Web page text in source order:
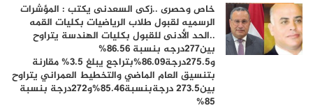
خاص وحصرى ..زكى السعدنى يكتب : المؤشرات
الرسميه لقبول طلاب الرياضيات بكليات القمه
..الحد الأدنى للقبول بكليات الهندسة يتراوح
بين277درجه بنسبة 86.56%
و275.5درجة86.09%بتراجع يبلغ 3.5% مقارنة
بتنسيق العام الماضي والتخطيط العمراني يتراوح
بين273.5 درجةبنسبة85.46%و272درجة بنسبة
85%